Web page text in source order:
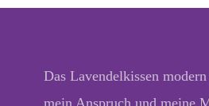
Das Lavendelkissen
mein Anspruch und meine